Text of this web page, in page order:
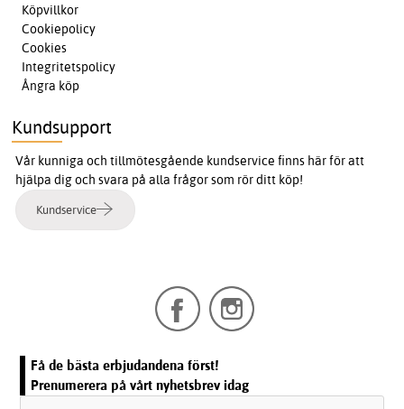
Köpvillkor
Cookiepolicy
Cookies
Integritetspolicy
Ångra köp
Kundsupport
Vår kunniga och tillmötesgående kundservice finns här för att
hjälpa dig och svara på alla frågor som rör ditt köp!
Kundservice
Få de bästa erbjudandena först!
Prenumerera på vårt nyhetsbrev idag